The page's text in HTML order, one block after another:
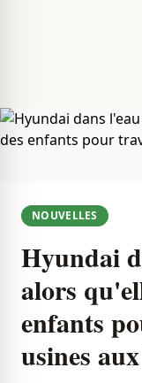
NOUVELLES
Hyundai
alors
enfants
usines